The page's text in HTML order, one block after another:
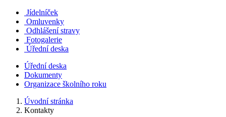
Jídelníček
Omluvenky
Odhlášení stravy
Fotogalerie
Úřední deska
Úřední deska
Dokumenty
Organizace školního roku
Úvodní stránka
Kontakty